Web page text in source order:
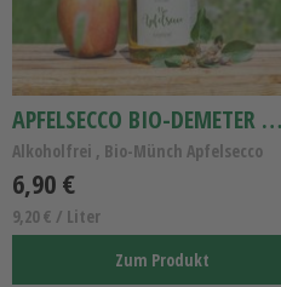
APFELSECCO BIO-DEMETER 0,75L
Alkoholfrei , Bio-Münch Apfelsecco
6,90 €
9,20 € / Liter
Zum Produkt